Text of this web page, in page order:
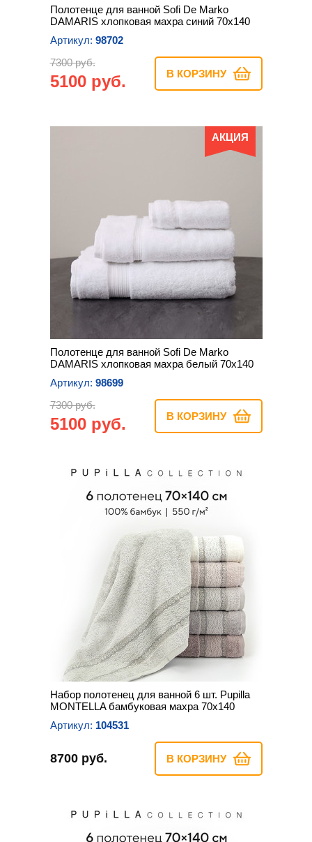
Полотенце для ванной Sofi De Marko
DAMARIS хлопковая махра синий 70х140
Артикул: 98702
7300 руб.
5100 руб. В КОРЗИНУ
АКЦИЯ
Полотенце для ванной Sofi De Marko
DAMARIS хлопковая махра белый 70х140
Артикул: 98699
7300 руб.
5100 руб. В КОРЗИНУ
Набор полотенец для ванной 6 шт. Pupilla
MONTELLA бамбуковая махра 70х140
Артикул: 104531
8700 руб. В КОРЗИНУ